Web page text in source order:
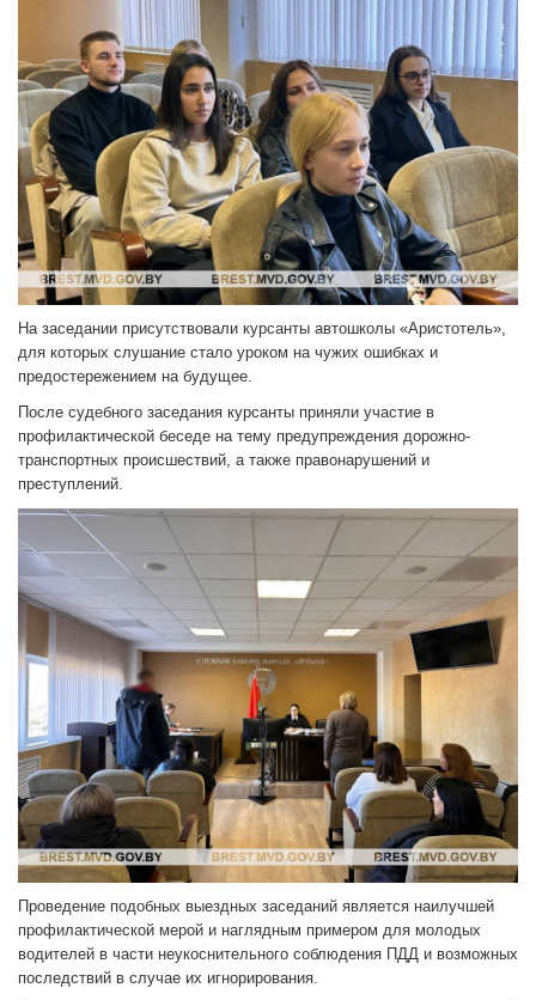
На заседании присутствовали курсанты автошколы «Аристотель»,
для которых слушание стало уроком на чужих ошибках и
предостережением на будущее.
После судебного заседания курсанты приняли участие в
профилактической беседе на тему предупреждения дорожно-
транспортных происшествий, а также правонарушений и
преступлений.
Проведение подобных выездных заседаний является наилучшей
профилактической мерой и наглядным примером для молодых
водителей в части неукоснительного соблюдения ПДД и возможных
последствий в случае их игнорирования.